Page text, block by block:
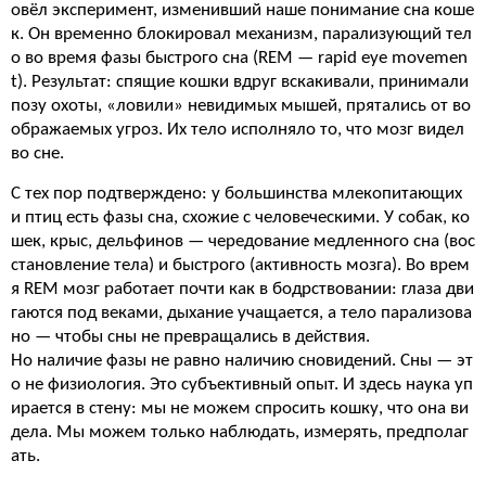
овёл эксперимент, изменивший наше понимание сна коше
к. Он временно блокировал механизм, парализующий тел
о во время фазы быстрого сна (REM — rapid eye movemen
t). Результат: спящие кошки вдруг вскакивали, принимали
позу охоты, «ловили» невидимых мышей, прятались от во
ображаемых угроз. Их тело исполняло то, что мозг видел
во сне.
С тех пор подтверждено: у большинства млекопитающих
и птиц есть фазы сна, схожие с человеческими. У собак, ко
шек, крыс, дельфинов — чередование медленного сна (вос
становление тела) и быстрого (активность мозга). Во врем
я REM мозг работает почти как в бодрствовании: глаза дви
гаются под веками, дыхание учащается, а тело парализова
но — чтобы сны не превращались в действия.
Но наличие фазы не равно наличию сновидений. Сны — эт
о не физиология. Это субъективный опыт. И здесь наука уп
ирается в стену: мы не можем спросить кошку, что она ви
дела. Мы можем только наблюдать, измерять, предполаг
ать.